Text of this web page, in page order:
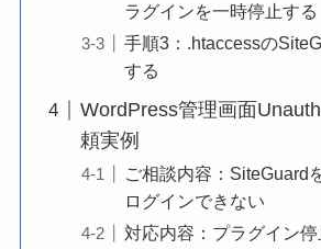
ラグインを一時停止する
手順3：.htaccessの
する
WordPress管理画面
頼実例
ご相談内容：SiteGuard
ログインできない
対応内容：プラグイン